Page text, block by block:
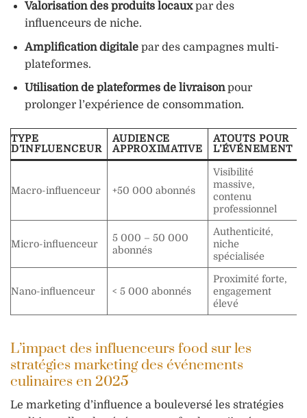
Valorisation des produits locauxpar des
influenceurs de niche.
Amplification digitalepar des campagnes multi-
plateformes.
Utilisation de plateformes de livraisonpour
prolonger l’expérience de consommation.
TYPE
D’INFLUENCEUR
AUDIENCE
APPROXIMATIVE
ATOUTS POUR
L’ÉVÉNEMENT
Macro-influenceur +50 000 abonnés
Visibilité
massive,
contenu
professionnel
Micro-influenceur
5 000 – 50 000
abonnés
Authenticité,
niche
spécialisée
Nano-influenceur < 5 000 abonnés
Proximité forte,
engagement
élevé
L’impact des influenceurs food sur les
stratégies marketing des événements
culinaires en 2025
Le marketing d’influence a bouleversé les stratégies